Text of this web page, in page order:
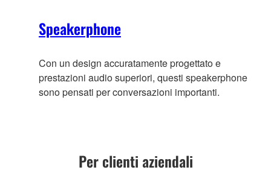
Speakerphone
Con un design accuratamente progettato e
prestazioni audio superiori, questi speakerphone
sono pensati per conversazioni importanti.
Per clienti aziendali